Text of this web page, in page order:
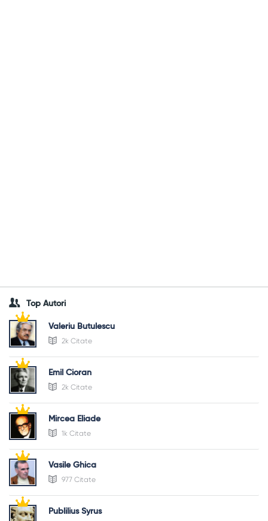
Top Autori
Valeriu Butulescu
2k Citate
Emil Cioran
2k Citate
Mircea Eliade
1k Citate
Vasile Ghica
977 Citate
Publilius Syrus